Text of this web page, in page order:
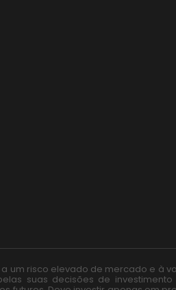
um risco elevado de mercado e
suas decisões de